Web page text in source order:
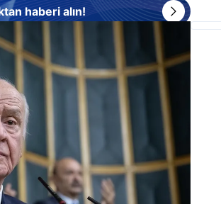
haberi alın!